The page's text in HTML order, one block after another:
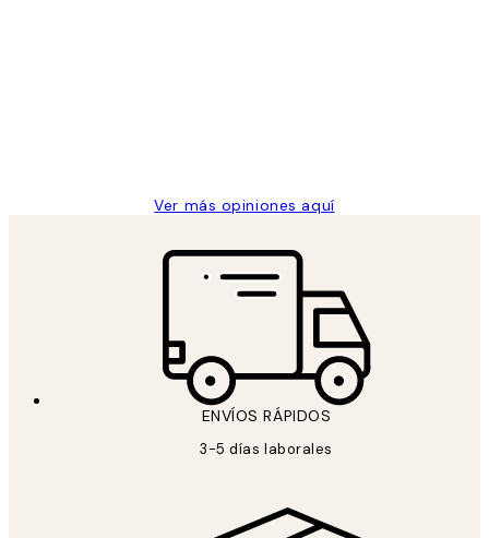
Ver más opiniones aquí
ENVÍOS RÁPIDOS
3-5 días laborales